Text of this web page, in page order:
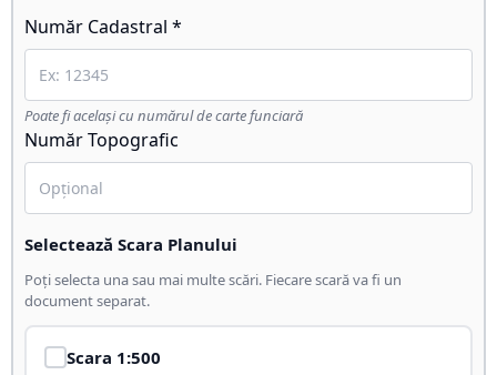
Număr Cadastral *
Poate fi același cu numărul de carte funciară
Număr Topografic
Selectează Scara Planului
Poți selecta una sau mai multe scări. Fiecare scară va fi un
document separat.
Scara 1:500